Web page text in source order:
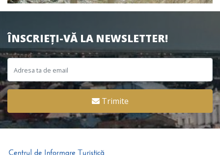
ÎNSCRIEȚI-VĂ LA NEWSLETTER!
Trimite